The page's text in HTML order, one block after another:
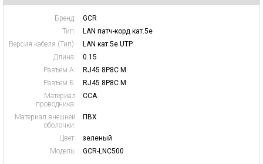
Бренд:
GCR
Тип:
LAN патч-корд кат.5e
Версия кабеля (Тип):
LAN кат.5e UTP
Длина:
0.15
Разъем А:
RJ45 8P8C M
Разъем Б:
RJ45 8P8C M
Материал
проводника:
CCA
Материал внешней
оболочки:
ПВХ
Цвет:
зеленый
Модель:
GCR-LNC500